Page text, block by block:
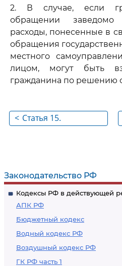
Законодательство РФ
Кодексы РФ в действующей
АПК РФ
Бюджетный кодекс
Водный кодекс РФ
Воздушный кодекс РФ
ГК РФ часть 1
2. В случае, если
обращении
расходы, понесенные в
обращения
местного
лицом, могут быть
гражданина по решению
< Статья 15.
закона